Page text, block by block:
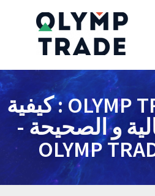
OLYMP TRADE FOREX : كيفية
و الصحيحة -
OLYMP